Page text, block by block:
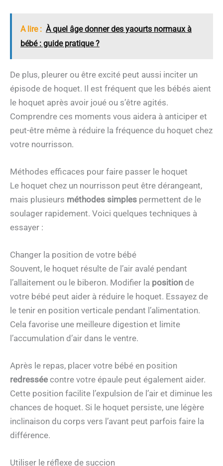
A lire : À quel âge donner des yaourts normaux à
bébé : guide pratique ?
De plus, pleurer ou être excité peut aussi inciter un
épisode de hoquet. Il est fréquent que les bébés aient
le hoquet après avoir joué ou s’être agités.
Comprendre ces moments vous aidera à anticiper et
peut-être même à réduire la fréquence du hoquet chez
votre nourrisson.
Méthodes efficaces pour faire passer le hoquet
Le hoquet chez un nourrisson peut être dérangeant,
mais plusieurs méthodes simples permettent de le
soulager rapidement. Voici quelques techniques à
essayer :
Changer la position de votre bébé
Souvent, le hoquet résulte de l’air avalé pendant
l’allaitement ou le biberon. Modifier la position de
votre bébé peut aider à réduire le hoquet. Essayez de
le tenir en position verticale pendant l’alimentation.
Cela favorise une meilleure digestion et limite
l’accumulation d’air dans le ventre.
Après le repas, placer votre bébé en position
redressée contre votre épaule peut également aider.
Cette position facilite l’expulsion de l’air et diminue les
chances de hoquet. Si le hoquet persiste, une légère
inclinaison du corps vers l’avant peut parfois faire la
différence.
Utiliser le réflexe de succion